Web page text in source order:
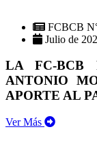
FCBCB
Julio de
LA FC-BCB
ANTONIO
APORTE AL
Ver Más